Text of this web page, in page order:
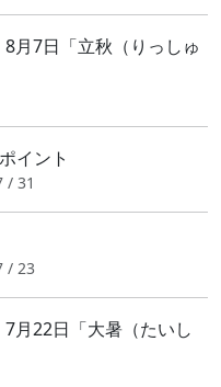
7日「立秋（りっしゅ
イント
/ 31
/ 23
22日「大暑（たいし